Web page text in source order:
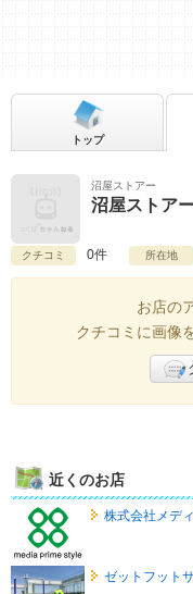
沼屋ストアー
沼屋ストア
クチコミ 0件 所在地
トップ
お店の
クチコミに画像
近くのお店
株式会社メデ
ゼットフット